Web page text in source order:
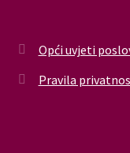
Opći uvjeti
Pravila